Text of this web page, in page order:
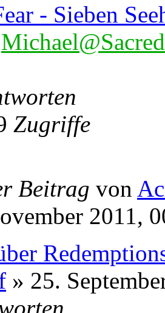
- Sieben
Zugriffe
Beitrag von
2011,
» 25.